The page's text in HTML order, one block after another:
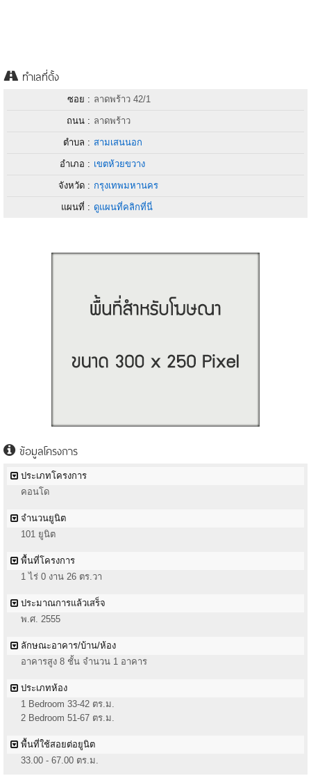
ทำเลที่ตั้ง
ซอย : ลาดพร้าว 42/1
ถนน : ลาดพร้าว
ตำบล : สามเสนนอก
อำเภอ : เขตห้วยขวาง
จังหวัด : กรุงเทพมหานคร
แผนที่ : ดูแผนที่คลิกที่นี่
ข้อมูลโครงการ
ประเภทโครงการ
คอนโด
จำนวนยูนิต
101 ยูนิต
พื้นที่โครงการ
1 ไร่ 0 งาน 26 ตร.วา
ประมาณการแล้วเสร็จ
พ.ศ. 2555
ลักษณะอาคาร/บ้าน/ห้อง
อาคารสูง 8 ชั้น จำนวน 1 อาคาร
ประเภทห้อง
1 Bedroom 33-42 ตร.ม.
2 Bedroom 51-67 ตร.ม.
พื้นที่ใช้สอยต่อยูนิต
33.00 - 67.00 ตร.ม.